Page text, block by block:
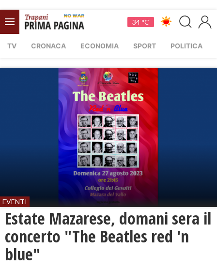
34 °C
TV CRONACA ECONOMIA SPORT POLITICA
EVENTI
​Estate Mazarese, domani sera il
concerto "The Beatles red 'n
blue"